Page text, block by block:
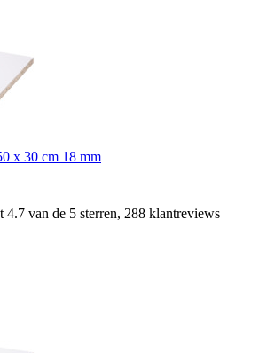
x 30 cm 18 mm
4.7 van de 5 sterren, 288 klantreviews